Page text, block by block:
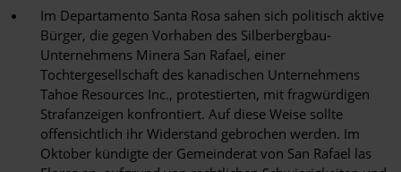
Im Departamento Santa Rosa sahen sich politisch aktive
Bürger, die gegen Vorhaben des Silberbergbau-
Unternehmens Minera San Rafael, einer
Tochtergesellschaft des kanadischen Unternehmens
Tahoe Resources Inc., protestierten, mit fragwürdigen
Strafanzeigen konfrontiert. Auf diese Weise sollte
offensichtlich ihr Widerstand gebrochen werden. Im
Oktober kündigte der Gemeinderat von San Rafael las